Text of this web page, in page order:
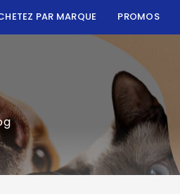
PAR MARQUE PROMOS